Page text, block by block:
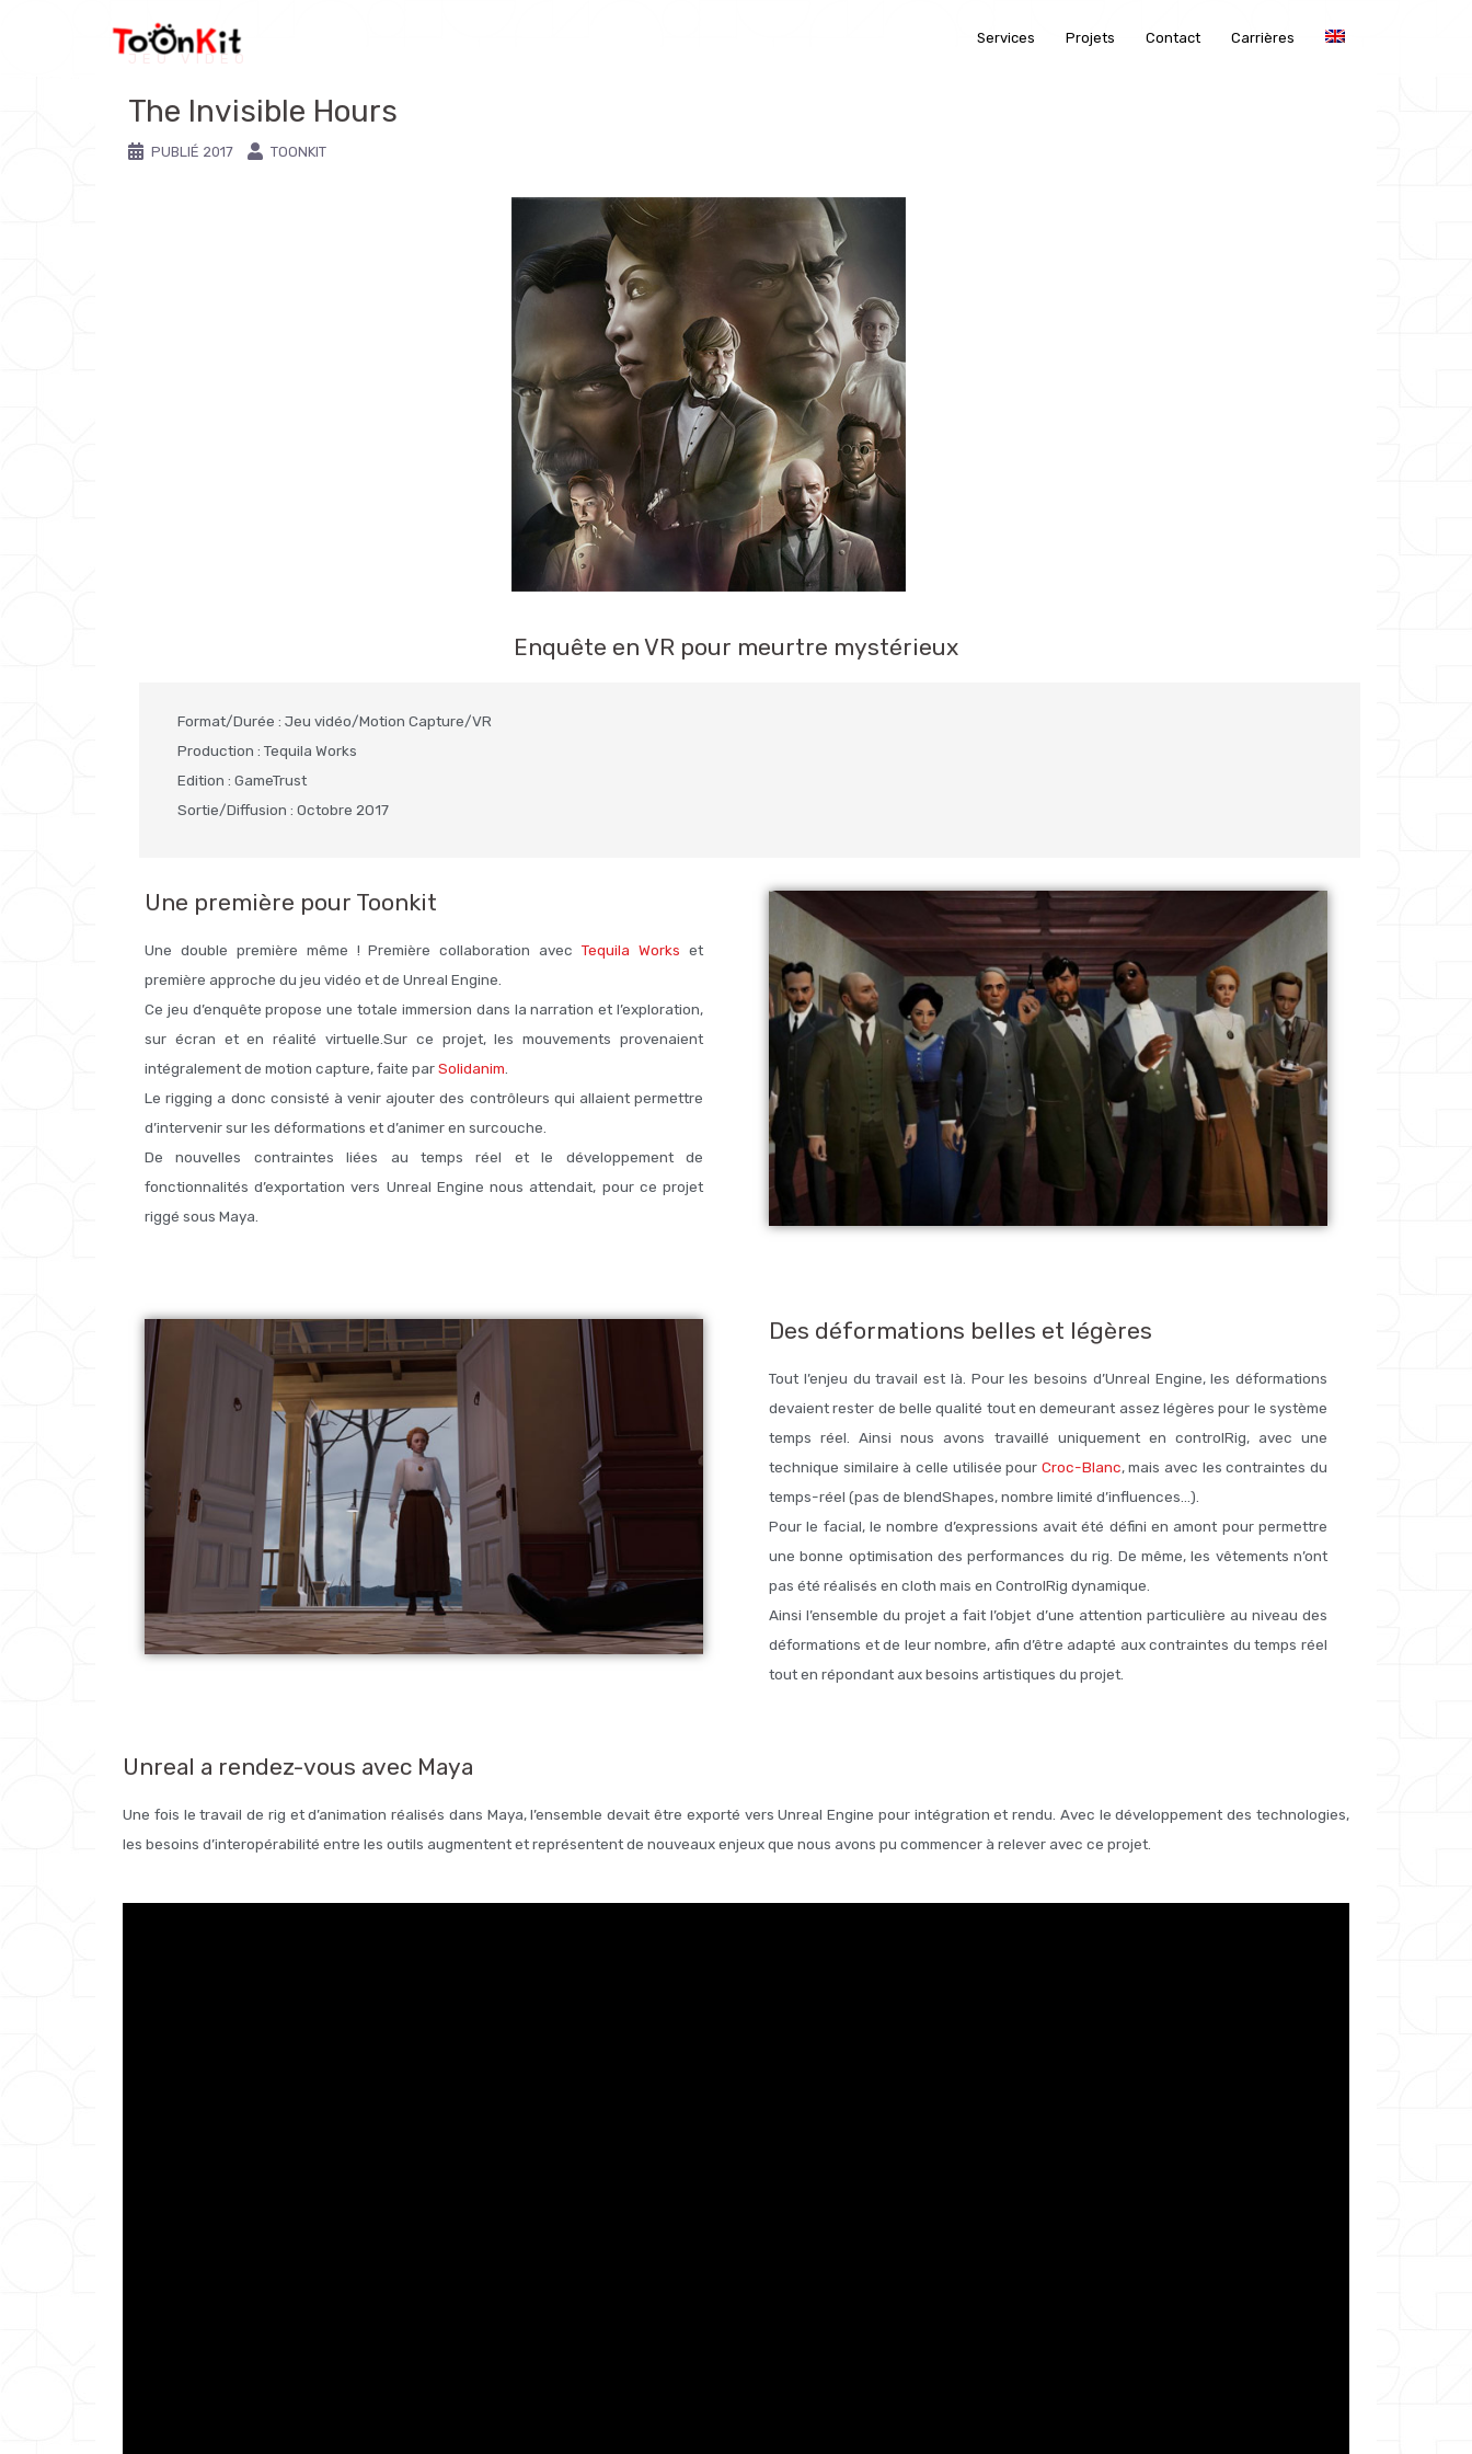
Services Projets Contact
Carrières
JEU VIDÉO
The Invisible Hours
PUBLIÉ 2017 TOONKIT
Enquête en VR pour meurtre mystérieux
Format/Durée : Jeu vidéo/Motion Capture/VR
Production : Tequila Works
Edition : GameTrust
Sortie/Diffusion : Octobre 2017
Une première pour Toonkit
Une double première même ! Première collaboration avecTequila Works et
première approche du jeu vidéo et de Unreal Engine.
Ce jeu d’enquête propose une totale immersion dans la narration et l’exploration,
sur écran et en réalité virtuelle.Sur ce projet, les mouvements provenaient
intégralement de motion capture, faite parSolidanim
Le rigging a donc consisté à venir ajouter des contrôleurs qui allaient permettre
d’intervenir sur les déformations et d’animer en surcouche.
De nouvelles contraintes liées au temps réel et le développement de
fonctionnalités d’exportation vers Unreal Engine nous attendait, pour ce projet
riggé sous Maya.
Des déformations belles et légères
Tout l’enjeu du travail est là. Pour les besoins d’Unreal Engine, les déformations
devaient rester de belle qualité tout en demeurant assez légères pour le système
temps réel. Ainsi nous avons travaillé uniquement en controlRig, avec une
technique similaire à celle utilisée pour Croc-Blanc, mais avec les contraintes du
temps-réel (pas de blendShapes, nombre limité d’influences…).
Pour le facial, le nombre d’expressions avait été défini en amont pour permettre
une bonne optimisation des performances du rig. De même, les vêtements n’ont
pas été réalisés en cloth mais en ControlRig dynamique.
Ainsi l’ensemble du projet a fait l’objet d’une attention particulière au niveau des
déformations et de leur nombre, afin d’être adapté aux contraintes du temps réel
tout en répondant aux besoins artistiques du projet.
Unreal a rendez-vous avec Maya
Une fois le travail de rig et d’animation réalisés dans Maya, l’ensemble devait être exporté vers Unreal Engine pour intégration et rendu. Avec le développement des technologies,
les besoins d’interopérabilité entre les outils augmentent et représentent de nouveaux enjeux que nous avons pu commencer à relever avec ce projet.